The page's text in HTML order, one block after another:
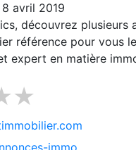
avril 2019
découvrez
référence pour vous
expert en matière